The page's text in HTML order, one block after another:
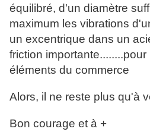
équilibré, d'un diamètre
maximum les vibrations
un excentrique dans un
friction
éléments du commerce
Alors, il ne reste plus qu'à
Bon courage et à +